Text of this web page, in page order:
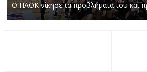
Ο ΠΑΟΚ νίκησε τα προβλήματα του και